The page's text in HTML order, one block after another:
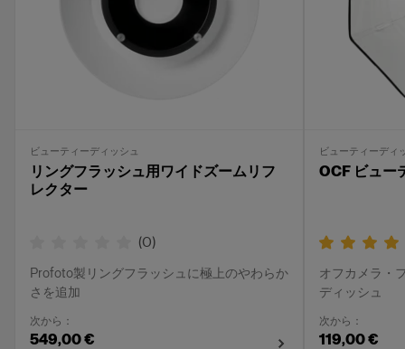
ビューティーディッシュ
リングフラッシュ用ワイドズームリフ
レクター
(0)
Profoto製リングフラッシュに極上のやわらか
さを追加
次から：
549,00 €
ビューティーディ
OCF ビュー
オフカメラ・
ディッシュ
次から：
119,00 €